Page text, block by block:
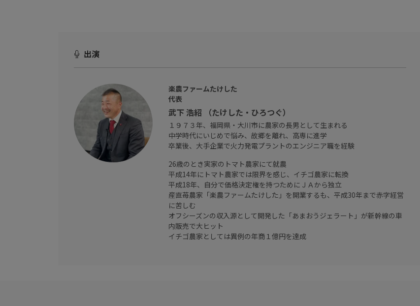
出演
楽農ファームたけした
代表
武下 浩紹 （たけした・ひろつぐ）
１９７３年、福岡県・大川市に農家の長男として生まれる
中学時代にいじめで悩み、故郷を離れ、高専に進学
卒業後、大手企業で火力発電プラントのエンジニア職を経験
26歳のとき実家のトマト農家にて就農
平成14年にトマト農家では限界を感じ、イチゴ農家に転換
平成18年、自分で価格決定権を持つためにＪＡから独立
産直苺農家「楽農ファームたけした」を開業するも、平成30年まで赤字経営
に苦しむ
オフシーズンの収入源として開発した「あまおうジェラート」が新幹線の車
内販売で大ヒット
イチゴ農家としては異例の年商１億円を達成